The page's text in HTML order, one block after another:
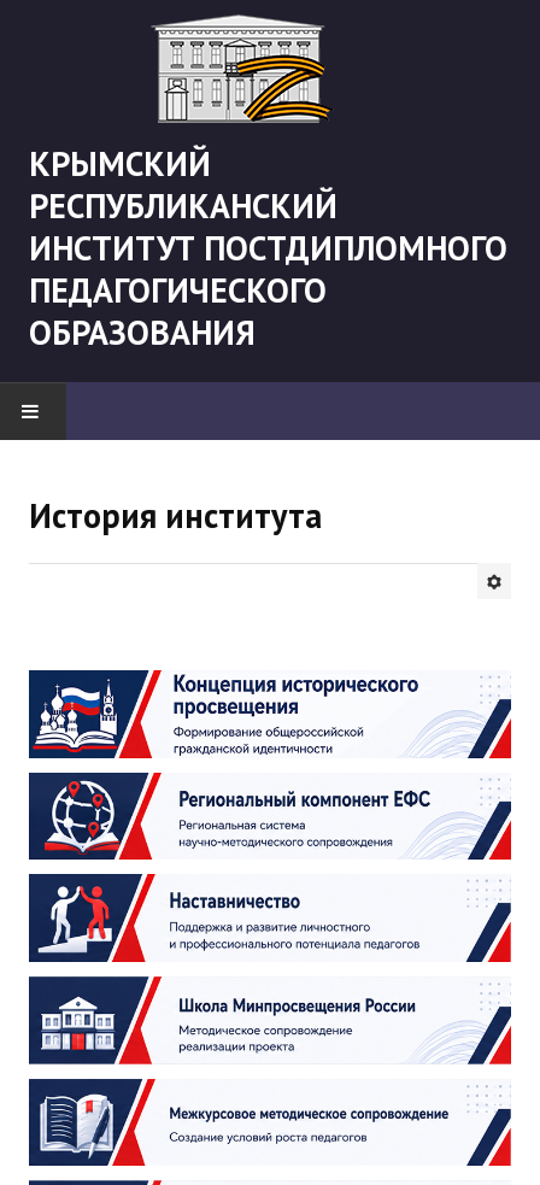
КРЫМСКИЙ
РЕСПУБЛИКАНСКИЙ
ИНСТИТУТ ПОСТДИПЛОМНОГО
ПЕДАГОГИЧЕСКОГО
ОБРАЗОВАНИЯ
"Боевая" русистика
ИНСТИТУТ
Противодействие коррупции
В ПОМОЩЬ УЧИТЕЛЮ
Организация УВП
ГИА
Карта ГИА РК
Советуем прочитать
Готовимся к новому учебному году 2026-2027
ДПО
Профессиональная переподготовка
История института